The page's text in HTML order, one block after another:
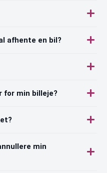
afhente en bil?
for min billeje?
min